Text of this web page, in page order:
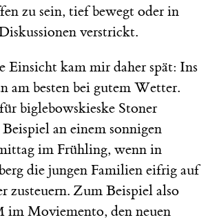
zu sein, tief bewegt oder in
verstrickt.
Einsicht kam mir daher spät: Ins
am besten bei gutem Wetter.
biglebowskieske Stoner
an einem sonnigen
im Frühling, wenn in
die jungen Familien eifrig auf
zusteuern. Zum Beispiel also
im Moviemento, den neuen